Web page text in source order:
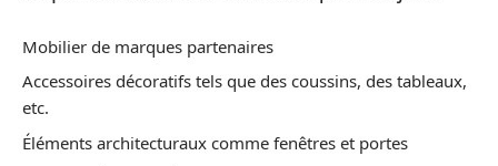
Mobilier de marques partenaires
Accessoires décoratifs tels que des coussins, des tableaux,
etc.
Éléments architecturaux comme fenêtres et portes